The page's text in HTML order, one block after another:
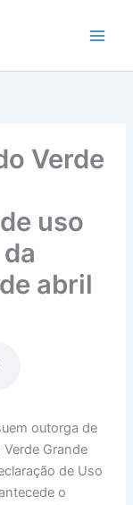
Verde
uso
abril
outorga de
Grande
de Uso
o